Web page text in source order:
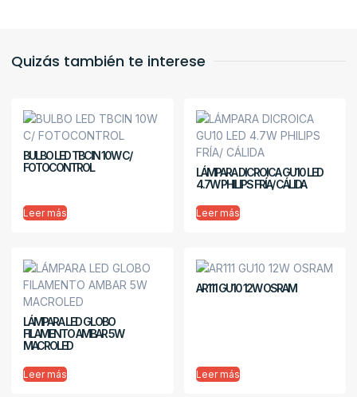
Quizás también te interese
BULBO LED TBCIN 10W C/
FOTOCONTROL
Leer más
LÁMPARA DICROICA GU10 LED
4.7W PHILIPS FRÍA/ CÁLIDA
Leer más
LÁMPARA LED GLOBO
FILAMENTO AMBAR 5W
MACROLED
Leer más
AR111 GU10 12W OSRAM
Leer más